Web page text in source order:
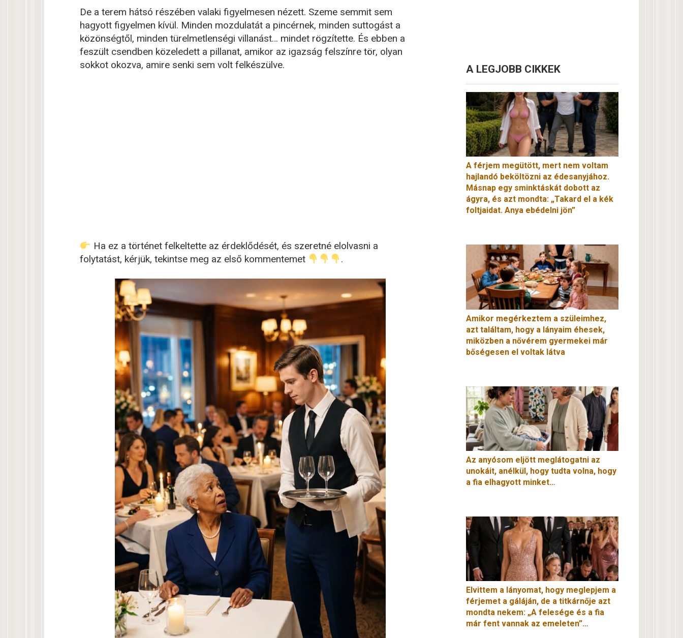
De a terem hátsó részében valaki figyelmesen nézett. Szeme semmit sem
hagyott figyelmen kívül. Minden mozdulatát a pincérnek, minden suttogást a
közönségtől, minden türelmetlenségi villanást… mindet rögzítette. És ebben a
feszült csendben közeledett a pillanat, amikor az igazság felszínre tör, olyan
sokkot okozva, amire senki sem volt felkészülve.
Ha ez a történet felkeltette az érdeklődését, és szeretné elolvasni a
folytatást, kérjük, tekintse meg az első kommentemet
.
A LEGJOBB CIKKEK
A férjem megütött, mert nem voltam
hajlandó beköltözni az édesanyjához.
Másnap egy sminktáskát dobott az
ágyra, és azt mondta: „Takard el a kék
foltjaidat. Anya ebédelni jön”
Amikor megérkeztem a szüleimhez,
azt találtam, hogy a lányaim éhesek,
miközben a nővérem gyermekei már
bőségesen el voltak látva
Az anyósom eljött meglátogatni az
unokáit, anélkül, hogy tudta volna, hogy
a fia elhagyott minket…
Elvittem a lányomat, hogy meglepjem a
férjemet a gáláján, de a titkárnője azt
mondta nekem: „A felesége és a fia
már fent vannak az emeleten”…